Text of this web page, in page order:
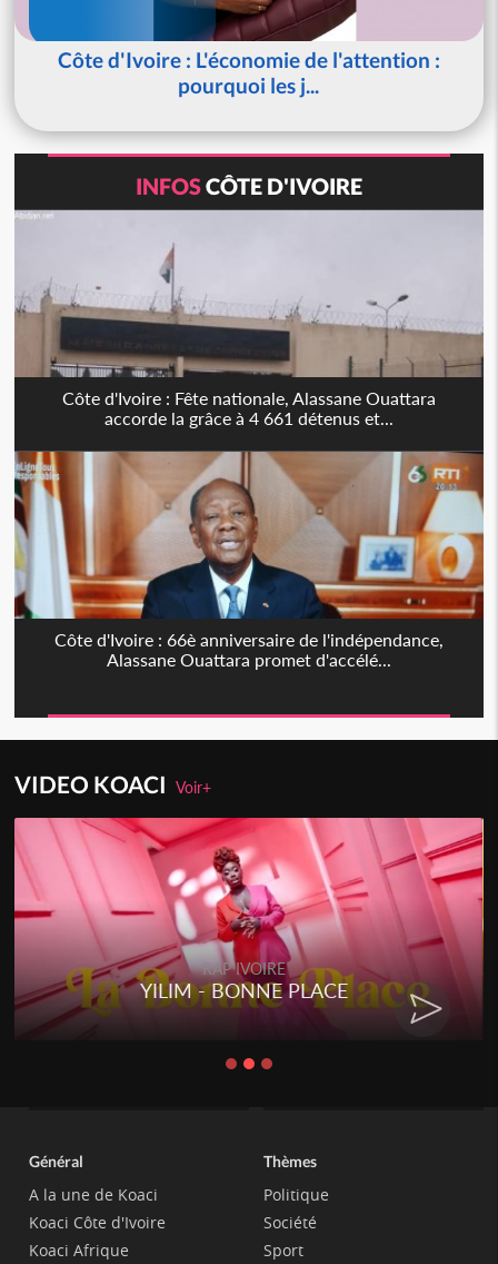
Côte d'Ivoire : L'économie de l'attention :
pourquoi les j...
INFOSCÔTE D'IVOIRE
Côte d'Ivoire : Fête nationale, Alassane Ouattara
accorde la grâce à 4 661 détenus et...
Côte d'Ivoire : 66è anniversaire de l'indépendance,
Alassane Ouattara promet d'accélé...
VIDEO KOACIVoir+
RAP IVOIRE
YILIM - BONNE PLACE
Général
A la une de Koaci
Koaci Côte d'Ivoire
Koaci Afrique
Thèmes
Politique
Société
Sport